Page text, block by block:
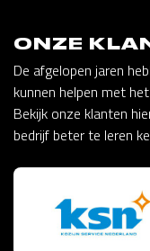
ONZE
De afgelopen jaren
kunnen helpen met
Bekijk onze klanten
bedrijf beter te leren